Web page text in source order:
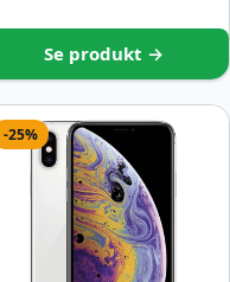
Se produkt →
-25%